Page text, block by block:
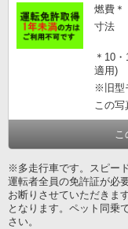
燃費＊
寸法
＊10
適用)
※旧型
この写
こ
※多走行車です。スピー
運転者全員の免許証が必
お断りさせていただきま
となります。ペット同乗
さい。